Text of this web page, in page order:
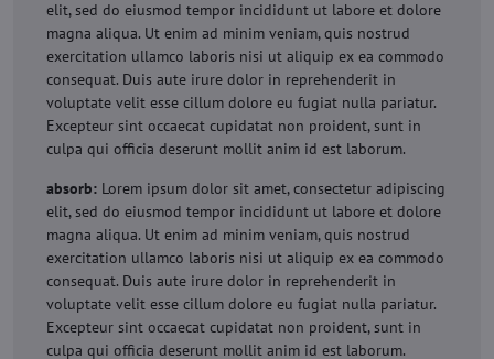
elit, sed do eiusmod tempor incididunt ut labore et dolore
magna aliqua. Ut enim ad minim veniam, quis nostrud
exercitation ullamco laboris nisi ut aliquip ex ea commodo
consequat. Duis aute irure dolor in reprehenderit in
voluptate velit esse cillum dolore eu fugiat nulla pariatur.
Excepteur sint occaecat cupidatat non proident, sunt in
culpa qui officia deserunt mollit anim id est laborum.
absorb: Lorem ipsum dolor sit amet, consectetur adipiscing
elit, sed do eiusmod tempor incididunt ut labore et dolore
magna aliqua. Ut enim ad minim veniam, quis nostrud
exercitation ullamco laboris nisi ut aliquip ex ea commodo
consequat. Duis aute irure dolor in reprehenderit in
voluptate velit esse cillum dolore eu fugiat nulla pariatur.
Excepteur sint occaecat cupidatat non proident, sunt in
culpa qui officia deserunt mollit anim id est laborum.